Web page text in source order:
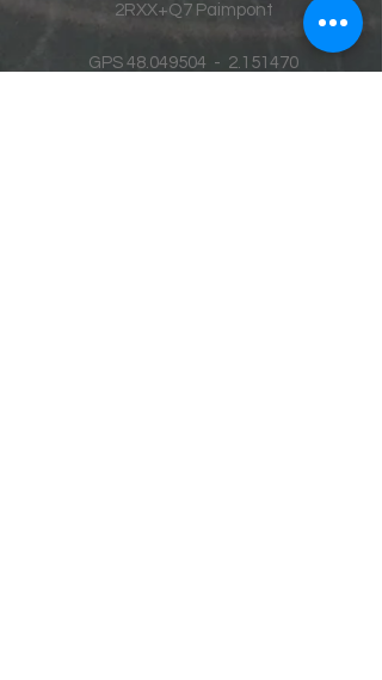
2RXX+Q7 Paimpont
GPS 48.049504 - 2.151470